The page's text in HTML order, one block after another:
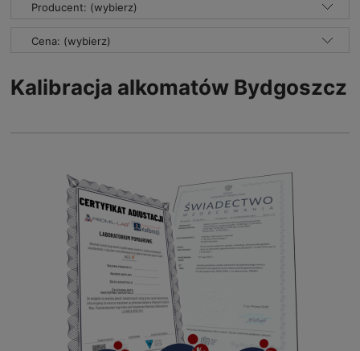
Producent: (wybierz)
Cena: (wybierz)
Kalibracja alkomatów Bydgoszcz